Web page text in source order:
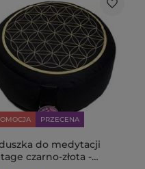
PRZECENA
do medytacji
czarno-złota -